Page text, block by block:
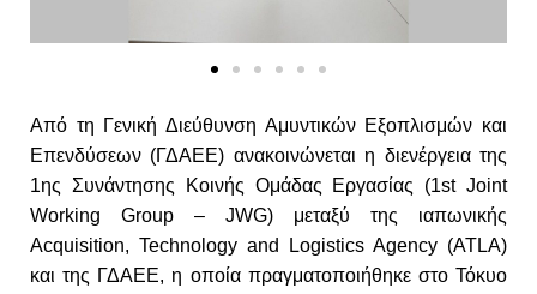
Από τη Γενική Διεύθυνση Αμυντικών Εξοπλισμών και
Επενδύσεων (ΓΔΑΕΕ) ανακοινώνεται η διενέργεια της
1ης Συνάντησης Κοινής Ομάδας Εργασίας (1st Joint
Working Group – JWG) μεταξύ της ιαπωνικής
Acquisition, Technology and Logistics Agency (ATLA)
και της ΓΔΑΕΕ, η οποία πραγματοποιήθηκε στο Τόκυο